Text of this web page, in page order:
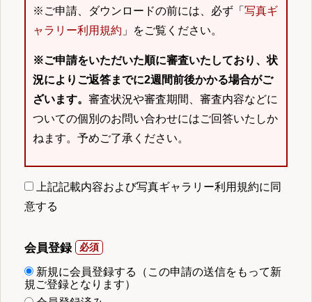
※ご申請、ダウンロードの前には、必ず「 写真ギ
ャラリー利用規約 」をご覧ください。
※ご申請をいただいた順に審査いたしており、状
況によりご返答までに2週間前後かかる場合がご
ざいます。 審査状況や審査期間、審査内容などに
ついての個別のお問い合わせにはご回答いたしか
ねます。予めご了承ください。
上記記載内容および写真ギャラリー利用規約に同
意する
会員登録
新規に会員登録する（この申請の送信をもって新
規ご登録となります）